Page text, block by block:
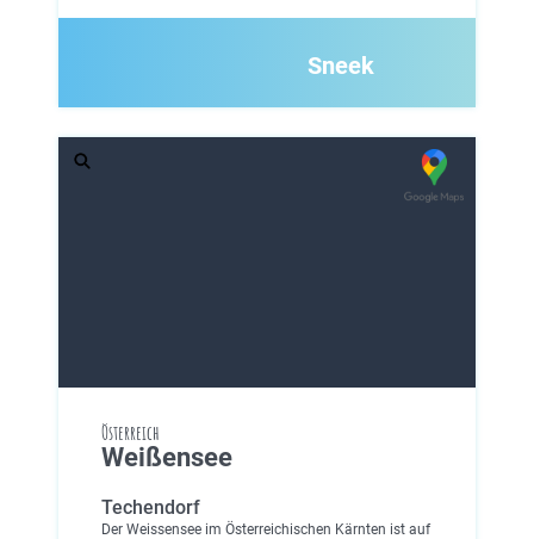
Sneek
Österreich
Weißensee
Techendorf
Der Weissensee im Österreichischen Kärnten ist auf